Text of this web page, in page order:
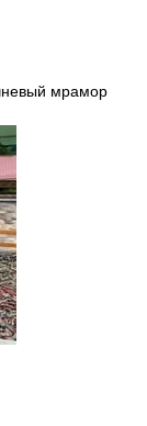
мрамор